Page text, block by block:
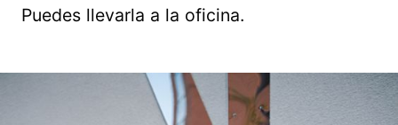
Puedes llevarla a la oficina.